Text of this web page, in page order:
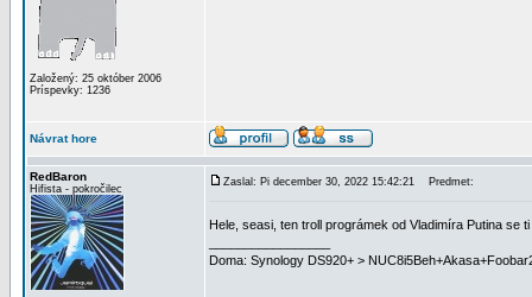
Založený: 25 október 2006
Príspevky: 1236
Návrat hore
RedBaron
Hifista - pokročilec
Zaslal: Pi december 30, 2022 15:42:21 Predmet:
Hele, seasi, ten troll prográmek od Vladimíra Putina se
Doma: Synology DS920+ >